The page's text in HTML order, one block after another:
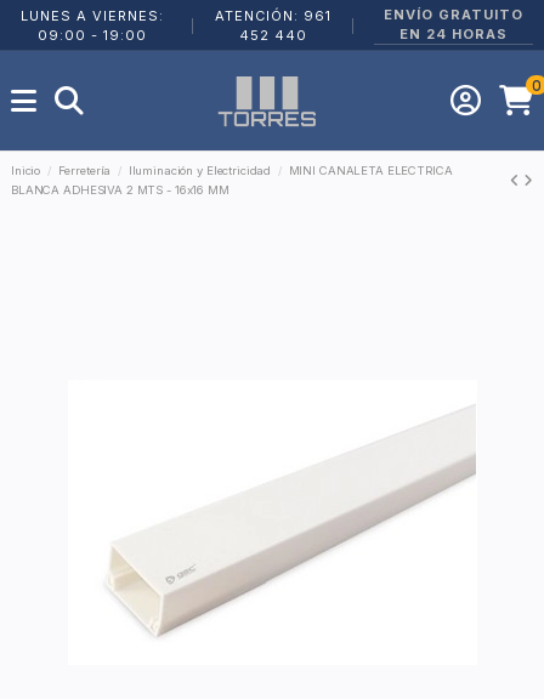
LUNES A VIERNES:
09:00 - 19:00
ATENCIÓN: 961
452 440
ENVÍO GRATUITO
EN 24 HORAS
0
Inicio Ferretería Iluminación y Electricidad
MINI CANALETA ELECTRICA
BLANCA ADHESIVA 2 MTS - 16x16 MM